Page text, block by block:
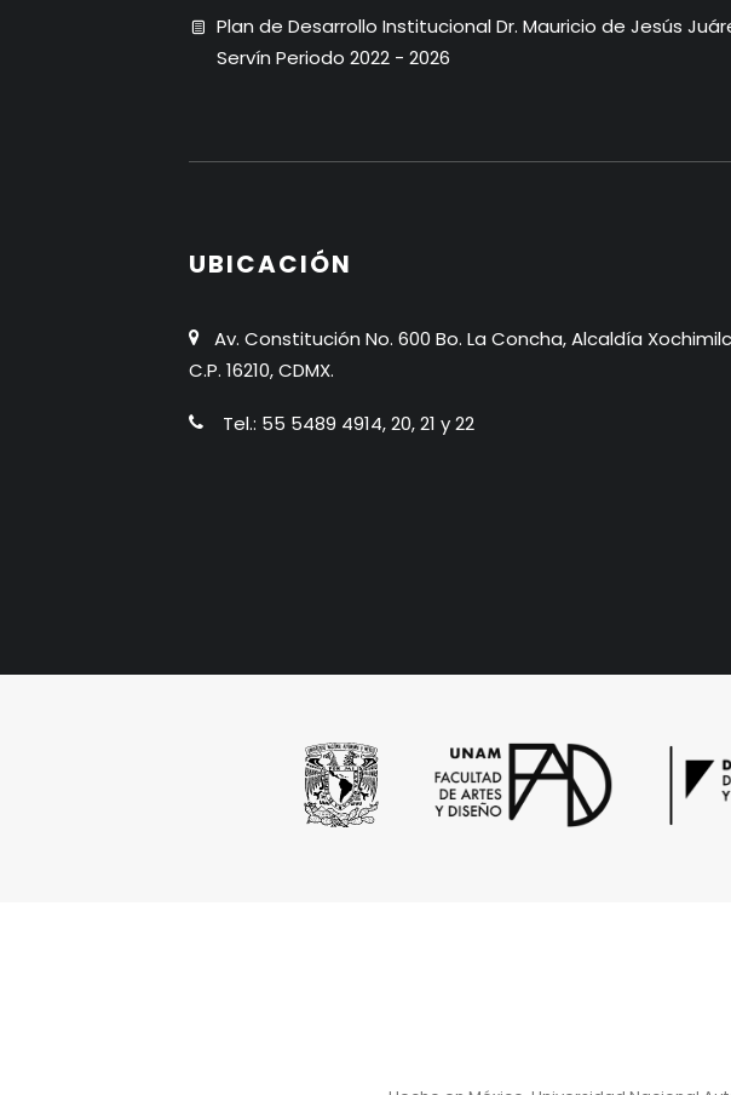
Plan de Desarrollo Institucional Dr. Mauricio de Jesús
Servín Periodo 2022 - 2026
UBICACIÓN
Av. Constitución No. 600 Bo. La Concha, Alcaldía
C.P. 16210, CDMX.
Tel.: 55 5489 4914, 20, 21 y 22